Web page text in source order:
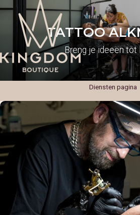
TATTOO
Breng je ideeën tot
Diensten pagina